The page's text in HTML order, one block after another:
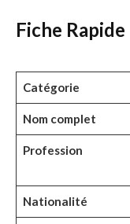
Fiche Rapide
Catégorie
Nom complet
Profession
Nationalité